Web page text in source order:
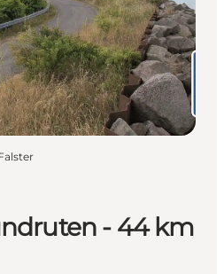
- 44 km